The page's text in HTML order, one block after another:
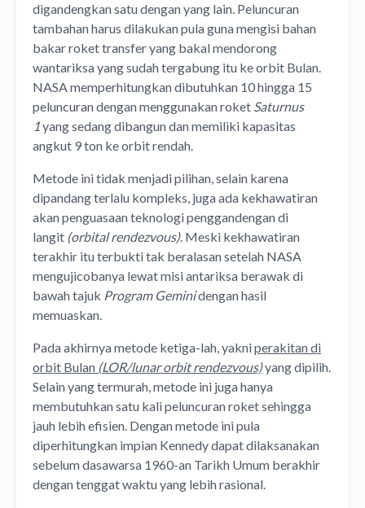
digandengkan satu dengan yang lain. Peluncuran
tambahan harus dilakukan pula guna mengisi bahan
bakar roket transfer yang bakal mendorong
wantariksa yang sudah tergabung itu ke orbit Bulan.
NASA memperhitungkan dibutuhkan 10 hingga 15
peluncuran dengan menggunakan roket Saturnus
1yang sedang dibangun dan memiliki kapasitas
angkut 9 ton ke orbit rendah.
Metode ini tidak menjadi pilihan, selain karena
dipandang terlalu kompleks, juga ada kekhawatiran
akan penguasaan teknologi penggandengan di
langit (orbital rendezvous). Meski kekhawatiran
terakhir itu terbukti tak beralasan setelah NASA
mengujicobanya lewat misi antariksa berawak di
bawah tajuk Program Geminidengan hasil
memuaskan.
Pada akhirnya metode ketiga-lah, yakniperakitan di
orbit Bulan (LOR/lunar orbit rendezvous)yang dipilih.
Selain yang termurah, metode ini juga hanya
membutuhkan satu kali peluncuran roket sehingga
jauh lebih efisien. Dengan metode ini pula
diperhitungkan impian Kennedy dapat dilaksanakan
sebelum dasawarsa 1960-an Tarikh Umum berakhir
dengan tenggat waktu yang lebih rasional.